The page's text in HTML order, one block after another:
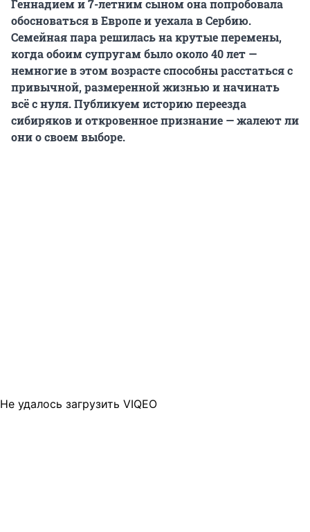
Геннадием и 7-летним сыном она попробовала
обосноваться в Европе и уехала в Сербию.
Семейная пара решилась на крутые перемены,
когда обоим супругам было около 40 лет —
немногие в этом возрасте способны расстаться с
привычной, размеренной жизнью и начинать
всё с нуля. Публикуем историю переезда
сибиряков и откровенное признание — жалеют ли
они о своем выборе.
Не удалось загрузить VIQEO